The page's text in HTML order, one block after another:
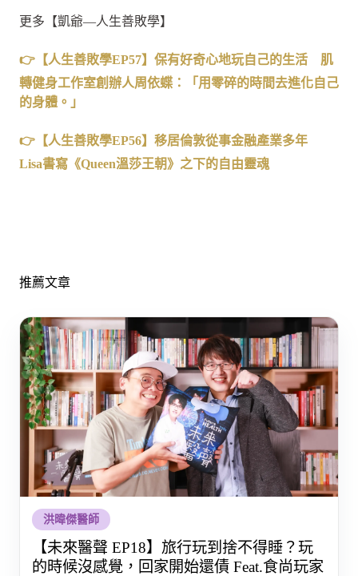
更多【凱爺—人生善敗學】
👉【人生善敗學EP57】保有好奇心地玩自己的生活 肌
轉健身工作室創辦人周依蝶：「用零碎的時間去進化自己
的身體。」
👉【人生善敗學EP56】移居倫敦從事金融產業多年
Lisa書寫《Queen溫莎王朝》之下的自由靈魂
推薦文章
洪暐傑醫師
【未來醫聲 EP18】旅行玩到捨不得睡？玩
的時候沒感覺，回家開始還債 Feat.食尚玩家